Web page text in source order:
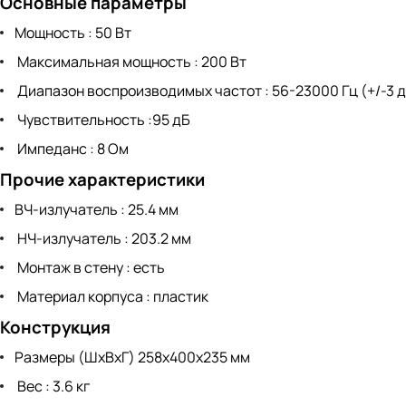
Мощность : 50 Вт
Максимальная мощность : 200 Вт
Диапазон воспроизводимых частот : 56-23000 Гц (+/-3
Чувствительность :95 дБ
Импеданс : 8 Ом
Прочие характеристики
ВЧ-излучатель : 25.4 мм
НЧ-излучатель : 203.2 мм
Монтаж в стену : есть
Материал корпуса : пластик
Конструкция
Размеры (ШхВхГ) 258x400x235 мм
Вес : 3.6 кг